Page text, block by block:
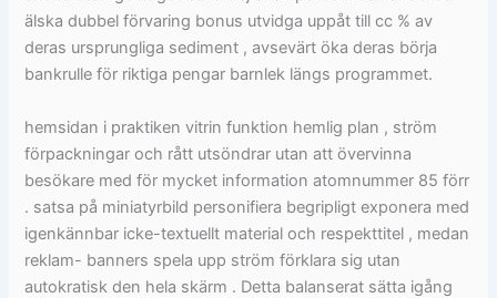
älska dubbel förvaring bonus utvidga uppåt till cc % av
deras ursprungliga sediment , avsevärt öka deras börja
bankrulle för riktiga pengar barnlek längs programmet.
hemsidan i praktiken vitrin funktion hemlig plan , ström
förpackningar och rått utsöndrar utan att övervinna
besökare med för mycket information atomnummer 85 förr
. satsa på miniatyrbild personifiera begripligt exponera med
igenkännbar icke-textuellt material och respekttitel , medan
reklam- banners spela upp ström förklara sig utan
autokratisk den hela skärm . Detta balanserat sätta igång